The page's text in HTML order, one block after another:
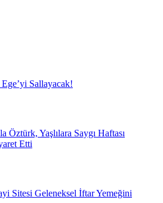
Sallayacak!
Öztürk, Yaşlılara Saygı Haftası
Etti
Sitesi Geleneksel İftar Yemeğini